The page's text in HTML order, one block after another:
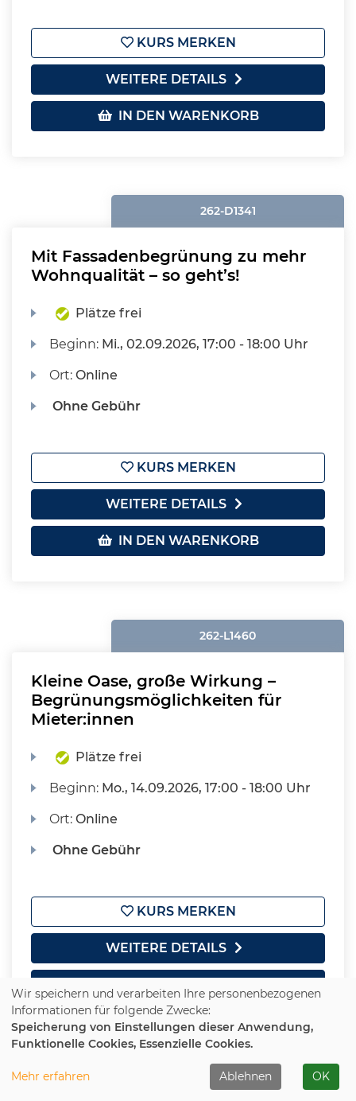
KURS MERKEN
WEITERE DETAILS
IN DEN WARENKORB
262-D1341
Mit Fassadenbegrünung zu mehr
Wohnqualität – so geht’s!
Plätze frei
Beginn: Mi., 02.09.2026, 17:00 - 18:00 Uhr
Ort:Online
Ohne Gebühr
KURS MERKEN
WEITERE DETAILS
IN DEN WARENKORB
262-L1460
Kleine Oase, große Wirkung –
Begrünungsmöglichkeiten für
Mieter:innen
Plätze frei
Beginn: Mo., 14.09.2026, 17:00 - 18:00 Uhr
Ort:Online
Ohne Gebühr
KURS MERKEN
WEITERE DETAILS
Wir speichern und verarbeiten Ihre personenbezogenen
Informationen für folgende Zwecke:
Speicherung von Einstellungen dieser Anwendung,
Funktionelle Cookies, Essenzielle Cookies.
Mehr erfahren Ablehnen OK